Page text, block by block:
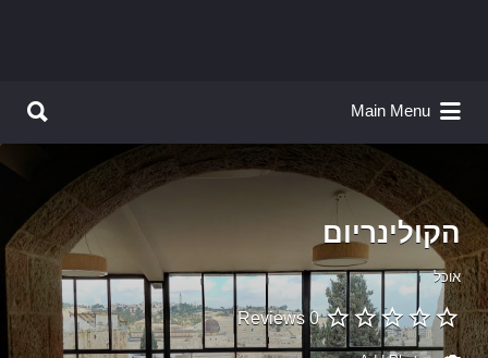
Main Menu
הקולינריום
אוכל
0 Reviews